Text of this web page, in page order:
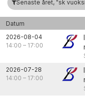
Senaste året, "sk
Datum
2026-08-04
14:00 – 17:00
2026-07-28
14:00 – 17:00